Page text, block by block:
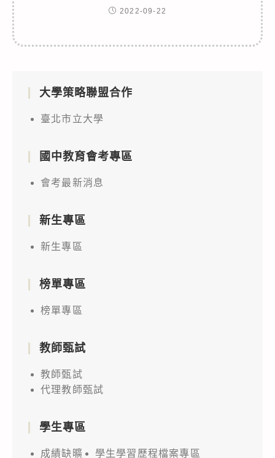
2022-09-22
大學策略聯盟合作
臺北市立大學
國中教育會考專區
會考最新消息
新生專區
新生專區
榜單專區
榜單專區
教師甄試
教師甄試
代理教師甄試
學生專區
成績缺曠 學生學習歷程檔案專區